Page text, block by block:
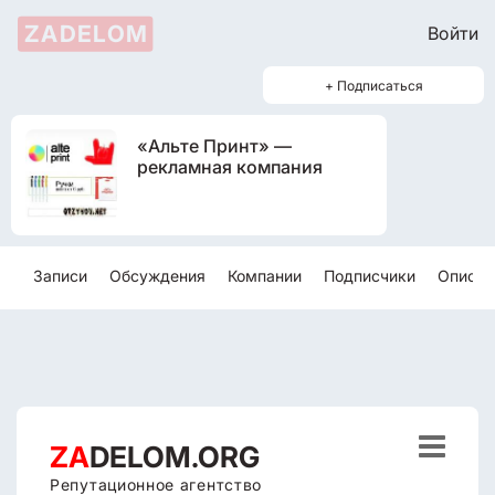
ZADELOM Войти
+ Подписаться
«Альте Принт» —
рекламная компания
Записи Обсуждения Компании Подписчики
ZADELOM.ORG
Репутационное агентство
